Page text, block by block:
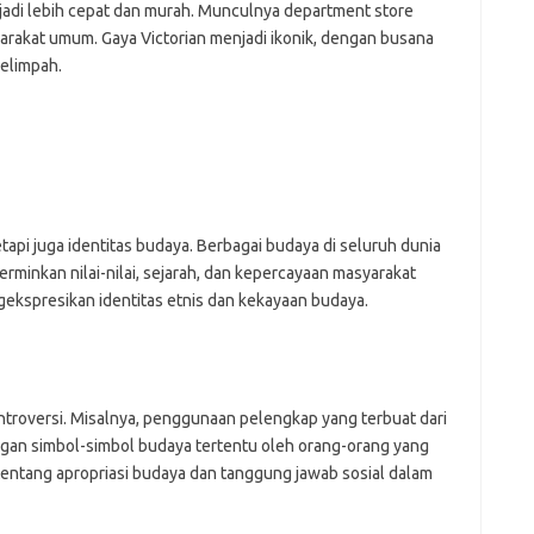
lebih cepat dan murah. Munculnya department store
umum. Gaya Victorian menjadi ikonik, dengan busana
juga identitas budaya. Berbagai budaya di seluruh dunia
nilai-nilai, sejarah, dan kepercayaan masyarakat
identitas etnis dan kekayaan budaya.
Misalnya, penggunaan pelengkap yang terbuat dari
simbol-simbol budaya tertentu oleh orang-orang yang
apropriasi budaya dan tanggung jawab sosial dalam